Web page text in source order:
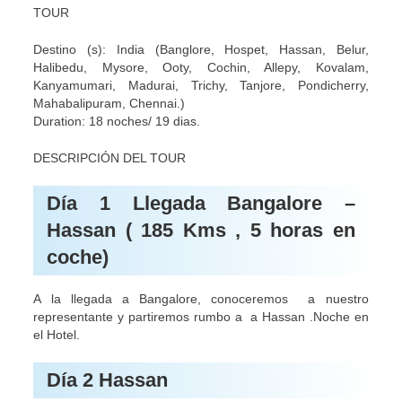
TOUR
Destino (s): India (Banglore, Hospet, Hassan, Belur,
Halibedu, Mysore, Ooty, Cochin, Allepy, Kovalam,
Kanyamumari, Madurai, Trichy, Tanjore, Pondicherry,
Mahabalipuram, Chennai.)
Duration: 18 noches/ 19 dias.
DESCRIPCIÓN DEL TOUR
Día 1 Llegada Bangalore –
Hassan ( 185 Kms , 5 horas en
coche)
A la llegada a Bangalore, conoceremos a nuestro
representante y partiremos rumbo a a Hassan .Noche en
el Hotel.
Día 2 Hassan